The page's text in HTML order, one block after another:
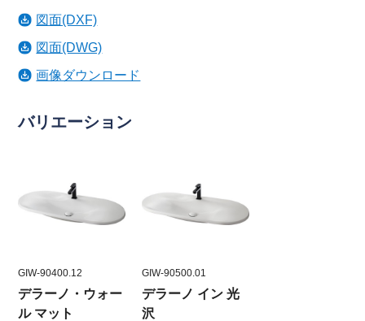
図面(DXF)
図面(DWG)
画像ダウンロード
バリエーション
GIW-90400.12
デラーノ・ウォー
ル マット
GIW-90500.01
デラーノ イン 光
沢